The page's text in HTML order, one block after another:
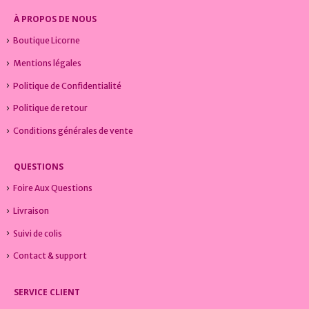
À PROPOS DE NOUS
Boutique Licorne
Mentions légales
Politique de Confidentialité
Politique de retour
Conditions générales de vente
QUESTIONS
Foire Aux Questions
Livraison
Suivi de colis
Contact & support
SERVICE CLIENT